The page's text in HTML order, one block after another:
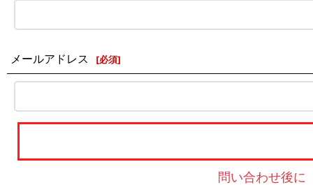
メールアドレス [必須]
問い合わせ後に